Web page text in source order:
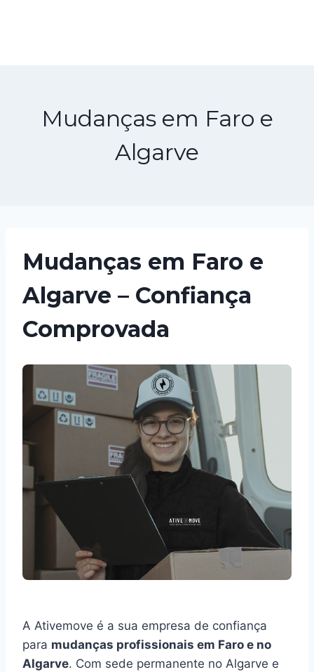
Mudanças em Faro e
Algarve
Mudanças em Faro e
Algarve – Confiança
Comprovada
A Ativemove é a sua empresa de confiança
para mudanças profissionais em Faro e no
Algarve. Com sede permanente no Algarve e